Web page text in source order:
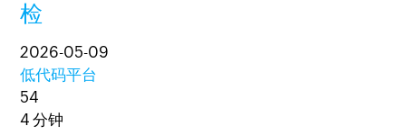
检
2026-05-09
低代码平台
54
4 分钟